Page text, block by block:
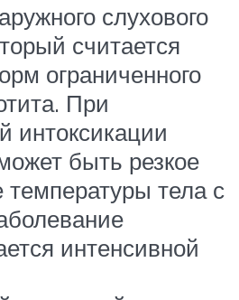
слухового
считается
ограниченного
При
интоксикации
быть резкое
тела с
интенсивной